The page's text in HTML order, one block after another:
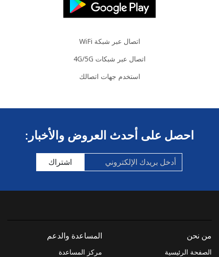
اتصال عبر شبكة WiFi
اتصال عبر شبكات 4G/5G
استخدم جهات اتصالك
احصل على أحدث العروض والأخبار:
اشتراك
من نحن
الصفحة الرئيسية
المساعدة والدعم
مركز المساعدة